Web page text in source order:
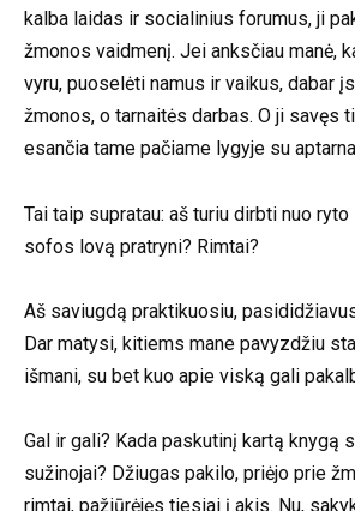
kalba laidas ir socialinius forumus, ji
žmonos vaidmenį. Jei anksčiau manė,
vyru, puoselėti namus ir vaikus, dabar
žmonos, o tarnaitės darbas. O ji savęs
esančia tame pačiame lygyje su
Tai taip supratau: aš turiu dirbti nuo
sofos lovą pratryni? Rimtai?
Aš saviugdą praktikuosiu,
Dar matysi, kitiems mane pavyzdžiu
išmani, su bet kuo apie viską gali
Gal ir gali? Kada paskutinį kartą knygą
sužinojai? Džiugas pakilo, priėjo prie
rimtai, pažiūrėjęs tiesiai į akis. Nu,